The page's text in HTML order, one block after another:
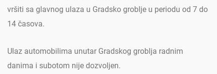
vršiti sa glavnog ulaza u Gradsko groblje u periodu od 7 do
14 časova.
Ulaz automobilima unutar Gradskog groblja radnim
danima i subotom nije dozvoljen.